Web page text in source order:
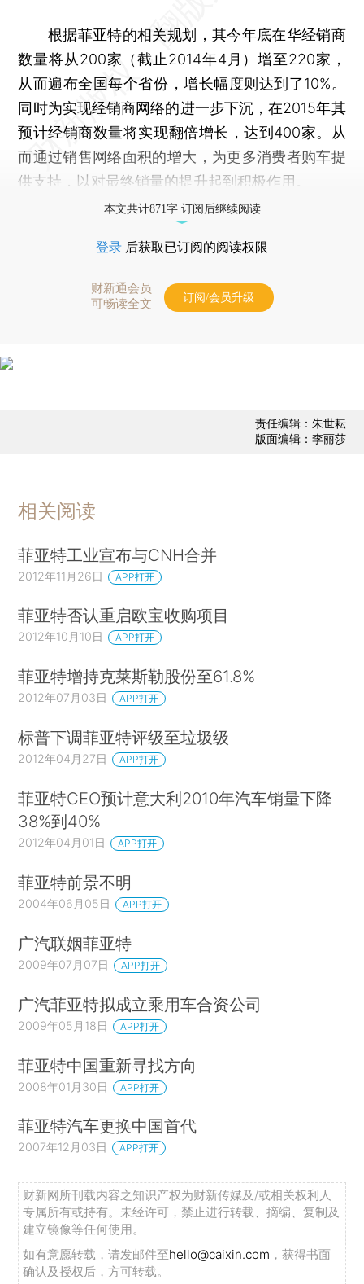
根据菲亚特的相关规划，其今年底在华经销商
数量将从200家（截止2014年4月）增至220家，
从而遍布全国每个省份，增长幅度则达到了10%。
同时为实现经销商网络的进一步下沉，在2015年其
预计经销商数量将实现翻倍增长，达到400家。从
而通过销售网络面积的增大，为更多消费者购车提
供支持，以对最终销量的提升起到积极作用。
本文共计871字 订阅后继续阅读
登录 后获取已订阅的阅读权限
财新通会员
可畅读全文
订阅/会员升级
责任编辑：朱世耘
版面编辑：李丽莎
相关阅读
菲亚特工业宣布与CNH合并
2012年11月26日 APP打开
菲亚特否认重启欧宝收购项目
2012年10月10日 APP打开
菲亚特增持克莱斯勒股份至61.8%
2012年07月03日 APP打开
标普下调菲亚特评级至垃圾级
2012年04月27日 APP打开
菲亚特CEO预计意大利2010年汽车销量下降
38%到40%
2012年04月01日 APP打开
菲亚特前景不明
2004年06月05日 APP打开
广汽联姻菲亚特
2009年07月07日 APP打开
广汽菲亚特拟成立乘用车合资公司
2009年05月18日 APP打开
菲亚特中国重新寻找方向
2008年01月30日 APP打开
菲亚特汽车更换中国首代
2007年12月03日 APP打开
财新网所刊载内容之知识产权为财新传媒及/或相关权利人
专属所有或持有。未经许可，禁止进行转载、摘编、复制及
建立镜像等任何使用。
如有意愿转载，请发邮件至hello@caixin.com ，获得书面
确认及授权后，方可转载。